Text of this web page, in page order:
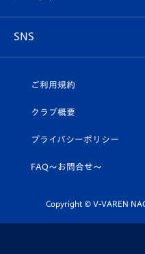
ホームタウン
平和祈念活動
ホームタウン活動
ヴィヴィくんの長崎おもて
プレイヤーズスイート
店舗情報
U-18
スクール
SNS
ヴィヴィくんインスタグラ
公式LINE＠
ご利用規約
クラブ概要
プライバシーポリシー
FAQ〜お問合せ〜
Copyright © V-VAREN